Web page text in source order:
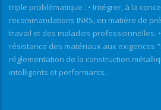
triple problématique : • Intégrer, à la
recommandations INRS, en matière de
travail et des maladies professionnelles.
résistance des matériaux aux exigences
réglementation de la construction
intelligents et performants.